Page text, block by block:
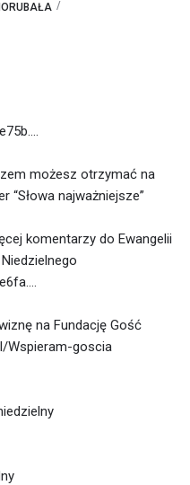
możesz otrzymać na
najważniejsze”
komentarzy do Ewangelii
na Fundację Gość
Wspieram-goscia